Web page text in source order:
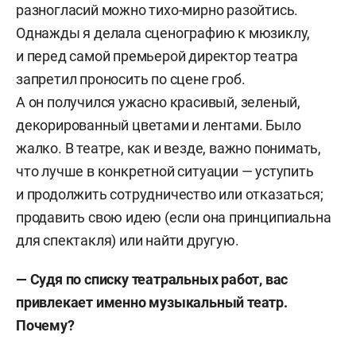
Обучалась в Российском институте театрального
искусства на факультете сценографии. После
как художник-постановщик сотрудничала
с Национальным театром Мангейма (опера
Моцарта «Дон Жуан), Музыкальным театром
им. Станиславского и Немировича-Данченко
в рамках лаборатории современной оперы
«КоОПЕРАция» (оперы молодых композиторов),
Челябинским театром оперы и балета (опера
Чайковского «Жанна д'Арк»).
(2020), «Первая любовь №2» (2022) в 11.12
Gallery. Также выставляла свои работы
во Всероссийском музее декоративного
разногласий можно тихо-мирно разойтись.
Однажды я делала сценографию к мюзиклу,
и перед самой премьерой директор театра
запретил проносить по сцене гроб.
А он получился ужасно красивый, зеленый,
декорированный цветами и лентами. Было
жалко. В театре, как и везде, важно понимать,
что лучше в конкретной ситуации — уступить
и продолжить сотрудничество или отказаться;
продавить свою идею (если она принципиальна
для спектакля) или найти другую.
— Судя по списку театральных работ, вас
привлекает именно музыкальный театр.
Почему?